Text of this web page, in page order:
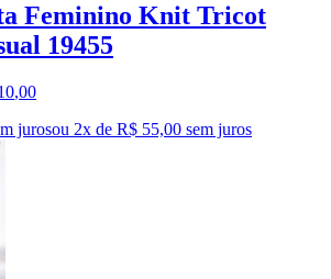
Feminino Knit Tricot
19455
,00
jurosou 2x de R$ 55,00 sem juros